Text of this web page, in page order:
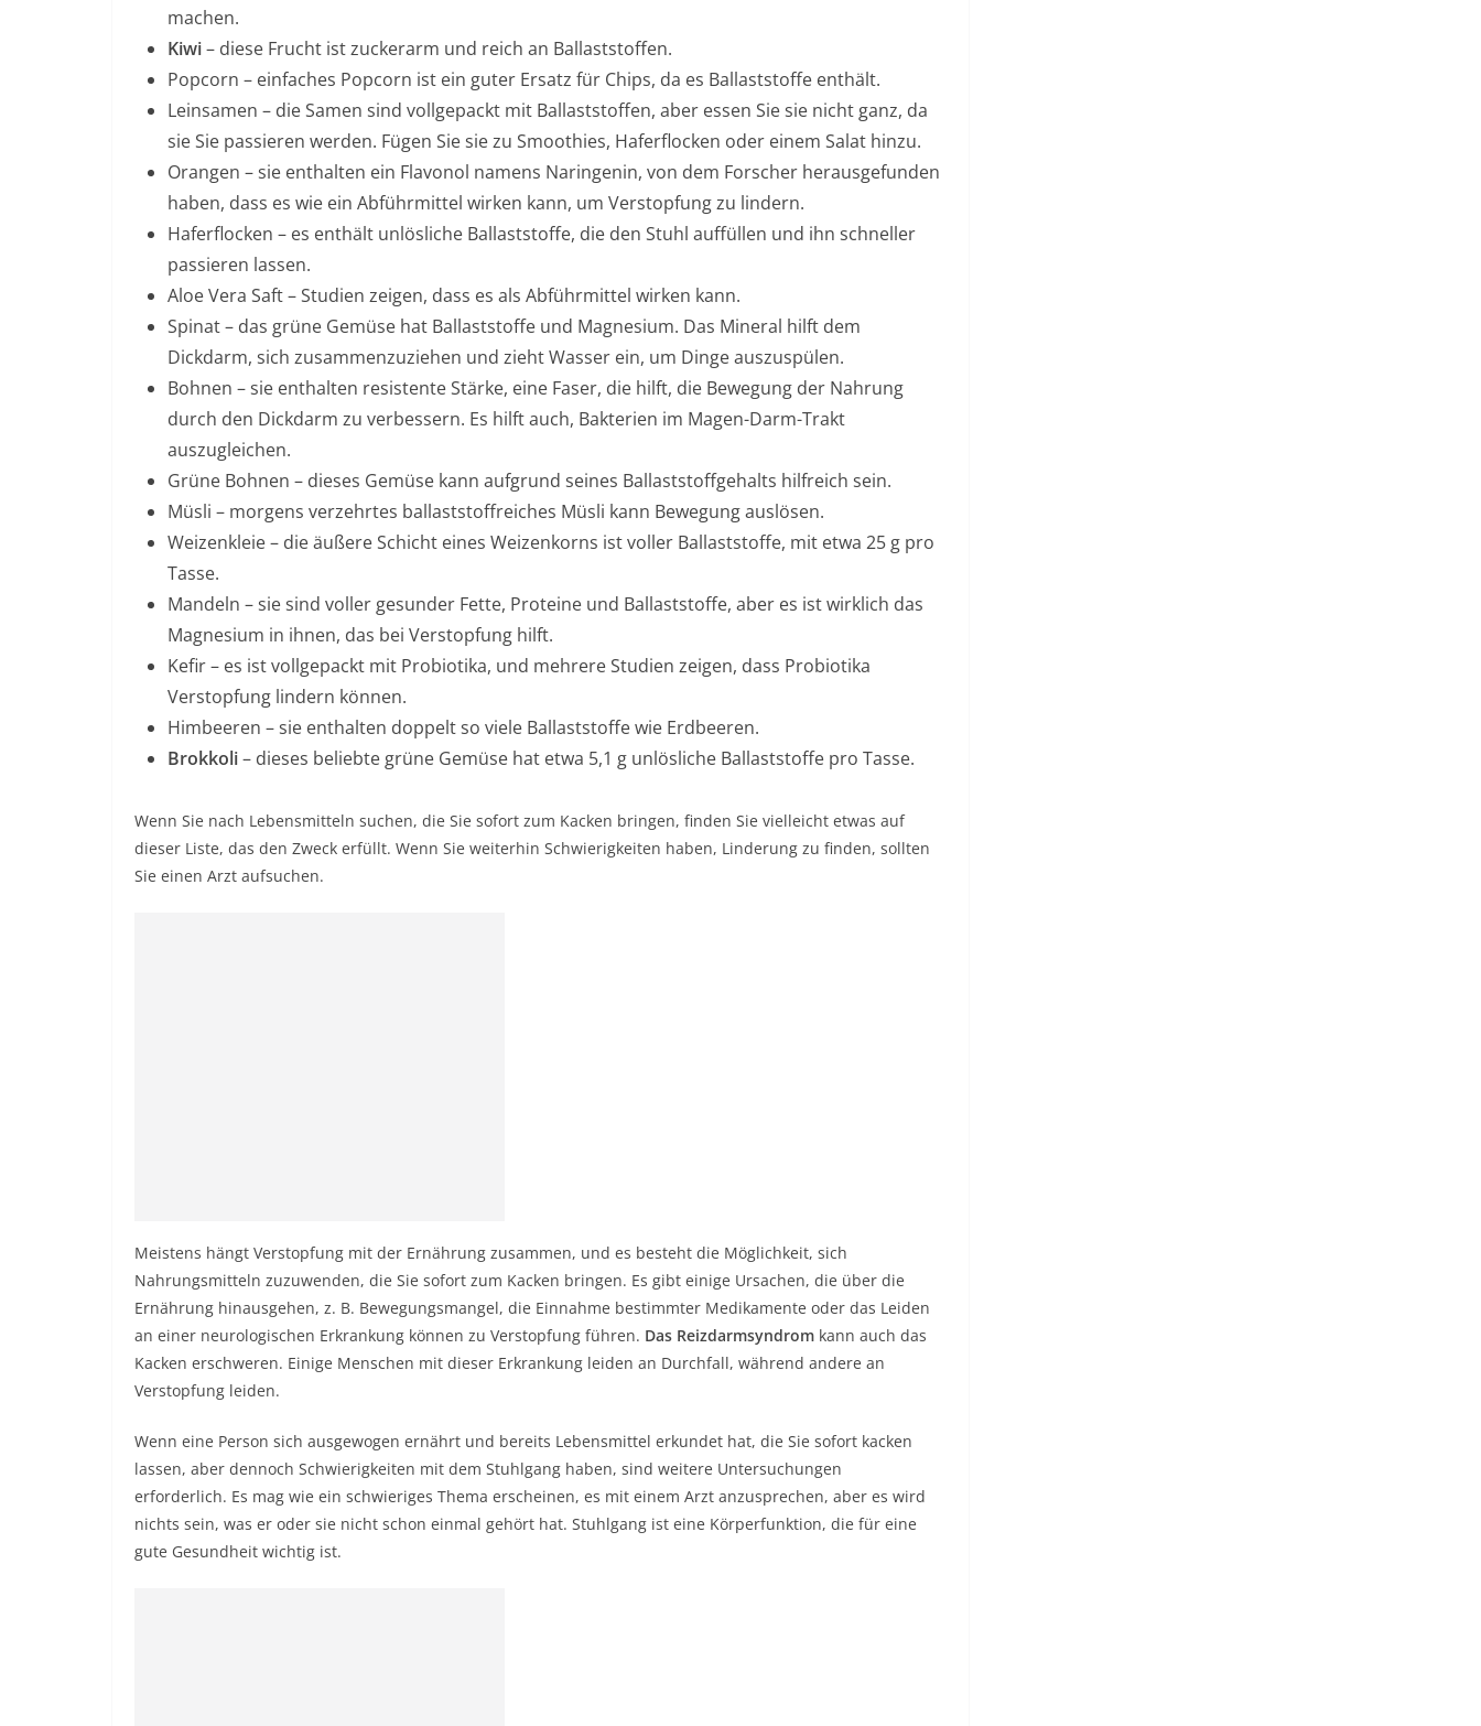
machen.
Kiwi– diese Frucht ist zuckerarm und reich an Ballaststoffen.
Popcorn – einfaches Popcorn ist ein guter Ersatz für Chips, da es Ballaststoffe enthält.
Leinsamen – die Samen sind vollgepackt mit Ballaststoffen, aber essen Sie sie nicht ganz, da
sie Sie passieren werden. Fügen Sie sie zu Smoothies, Haferflocken oder einem Salat hinzu.
Orangen – sie enthalten ein Flavonol namens Naringenin, von dem Forscher herausgefunden
haben, dass es wie ein Abführmittel wirken kann, um Verstopfung zu lindern.
Haferflocken – es enthält unlösliche Ballaststoffe, die den Stuhl auffüllen und ihn schneller
passieren lassen.
Aloe Vera Saft – Studien zeigen, dass es als Abführmittel wirken kann.
Spinat – das grüne Gemüse hat Ballaststoffe und Magnesium. Das Mineral hilft dem
Dickdarm, sich zusammenzuziehen und zieht Wasser ein, um Dinge auszuspülen.
Bohnen – sie enthalten resistente Stärke, eine Faser, die hilft, die Bewegung der Nahrung
durch den Dickdarm zu verbessern. Es hilft auch, Bakterien im Magen-Darm-Trakt
auszugleichen.
Grüne Bohnen – dieses Gemüse kann aufgrund seines Ballaststoffgehalts hilfreich sein.
Müsli – morgens verzehrtes ballaststoffreiches Müsli kann Bewegung auslösen.
Weizenkleie – die äußere Schicht eines Weizenkorns ist voller Ballaststoffe, mit etwa 25 g pro
Tasse.
Mandeln – sie sind voller gesunder Fette, Proteine ​​und Ballaststoffe, aber es ist wirklich das
Magnesium in ihnen, das bei Verstopfung hilft.
Kefir – es ist vollgepackt mit Probiotika, und mehrere Studien zeigen, dass Probiotika
Verstopfung lindern können.
Himbeeren – sie enthalten doppelt so viele Ballaststoffe wie Erdbeeren.
Brokkoli– dieses beliebte grüne Gemüse hat etwa 5,1 g unlösliche Ballaststoffe pro Tasse.
Wenn Sie nach Lebensmitteln suchen, die Sie sofort zum Kacken bringen, finden Sie vielleicht etwas auf
dieser Liste, das den Zweck erfüllt. Wenn Sie weiterhin Schwierigkeiten haben, Linderung zu finden, sollten
Sie einen Arzt aufsuchen.
Meistens hängt Verstopfung mit der Ernährung zusammen, und es besteht die Möglichkeit, sich
Nahrungsmitteln zuzuwenden, die Sie sofort zum Kacken bringen. Es gibt einige Ursachen, die über die
Ernährung hinausgehen, z. B. Bewegungsmangel, die Einnahme bestimmter Medikamente oder das Leiden
an einer neurologischen Erkrankung können zu Verstopfung führen. Das Reizdarmsyndrom kann auch das
Kacken erschweren. Einige Menschen mit dieser Erkrankung leiden an Durchfall, während andere an
Verstopfung leiden.
Wenn eine Person sich ausgewogen ernährt und bereits Lebensmittel erkundet hat, die Sie sofort kacken
lassen, aber dennoch Schwierigkeiten mit dem Stuhlgang haben, sind weitere Untersuchungen
erforderlich. Es mag wie ein schwieriges Thema erscheinen, es mit einem Arzt anzusprechen, aber es wird
nichts sein, was er oder sie nicht schon einmal gehört hat. Stuhlgang ist eine Körperfunktion, die für eine
gute Gesundheit wichtig ist.